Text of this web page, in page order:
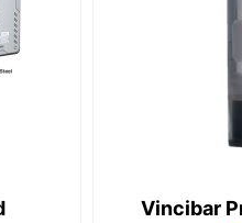
Vincibar